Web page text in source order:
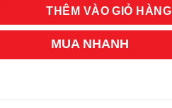
THÊM VÀO GIỎ HÀNG
MUA NHANH